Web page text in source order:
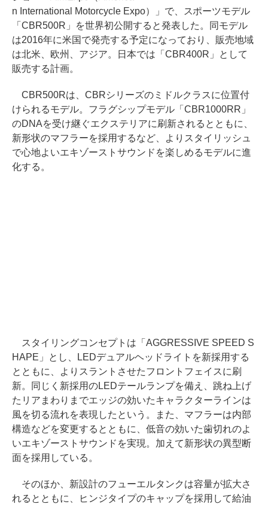
n International Motorcycle Expo）」で、スポーツモデル
「CBR500R」を世界初公開すると発表した。同モデル
は2016年に米国で発売する予定になっており、販売地域
は北米、欧州、アジア。日本では「CBR400R」として
販売する計画。
CBR500Rは、CBRシリーズのミドルクラスに位置付
けられるモデル。フラグシップモデル「CBR1000RR」
のDNAを受け継ぐエクステリアに刷新されるとともに、
新形状のマフラーを採用するなど、よりスタイリッシュ
で心地よいエキゾーストサウンドを楽しめるモデルに進
化する。
スタイリングコンセプトは「AGGRESSIVE SPEED S
HAPE」とし、LEDデュアルヘッドライトを新採用する
とともに、よりスラントさせたフロントフェイスに刷
新。同じく新採用のLEDテールランプを備え、跳ね上げ
たリアまわりまでエッジの効いたキャラクターラインは
風を切る流れを表現したという。また、マフラーは内部
構造などを変更するとともに、低音の効いた歯切れのよ
いエキゾーストサウンドを実現。加えて新形状の異型断
面を採用している。
そのほか、新設計のフューエルタンクは容量が拡大さ
れるとともに、ヒンジタイプのキャップを採用して給油